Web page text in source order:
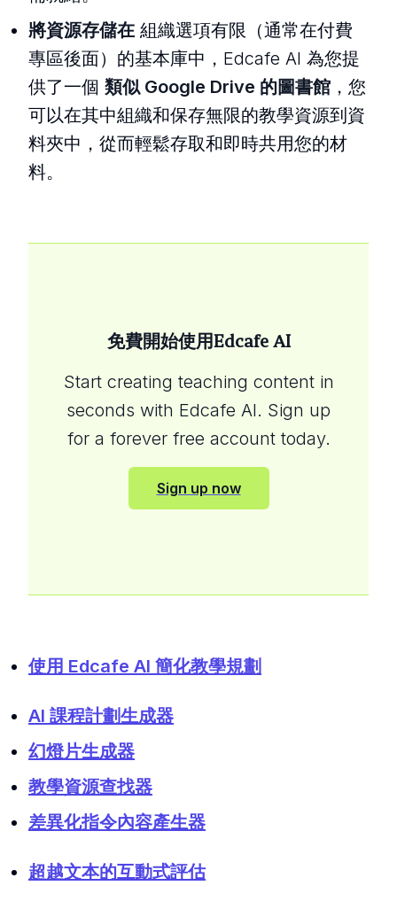
將資源存儲在 組織選項有限（通常在付費
專區後面）的基本庫中，Edcafe AI 為您提
供了一個 類似 Google Drive 的圖書館 ，您
可以在其中組織和保存無限的教學資源到資
料夾中，從而輕鬆存取和即時共用您的材
料。
免費開始使用Edcafe AI
Start creating teaching content in
seconds with Edcafe AI. Sign up
for a forever free account today.
Sign up now
使用 Edcafe AI 簡化教學規劃
AI 課程計劃生成器
幻燈片生成器
教學資源查找器
差異化指令內容產生器
超越文本的互動式評估